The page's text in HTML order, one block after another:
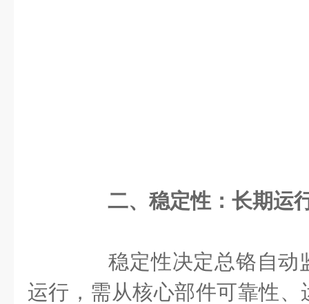
二、稳定性：长期运
稳定性决定总铬自动
运行，需从核心部件可靠性